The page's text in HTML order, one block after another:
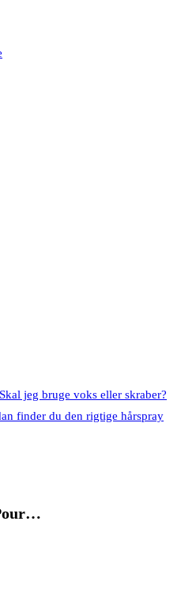
jeg bruge voks eller skraber?
finder du den rigtige hårspray